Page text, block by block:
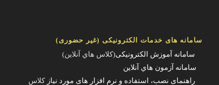
سامانه های خدمات الکترونیکی (غیر حضوری)
سامانه آموزش الکترونیکی(کلاس هاي آنلاين)
سامانه آزمون هاي آنلاين
راهنمای نصب، استفاده و نرم افزار های مورد نیاز کلاس